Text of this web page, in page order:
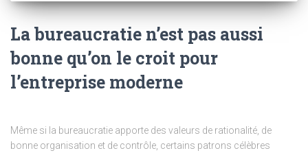
La bureaucratie n’est pas aussi
bonne qu’on le croit pour
l’entreprise moderne
Même si la bureaucratie apporte des valeurs de rationalité, de
bonne organisation et de contrôle, certains patrons célèbres